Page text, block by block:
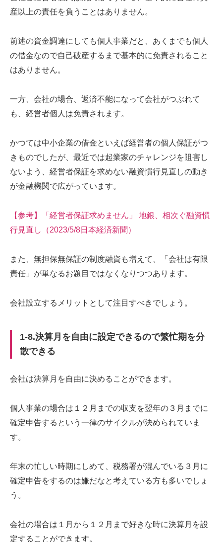
産以上の責任を負うことはありません。
前述の資金調達にしても個人事業だと、あくまでも個人
の借金なので自己破産するまで基本的に免責されること
はありません。
一方、会社の場合、返済不能になって会社がつぶれて
も、経営者個人は免責されます。
かつては中小企業の借金といえば経営者の個人保証がつ
きものでしたが、最近では起業家のチャレンジを阻害し
ないよう、経営者保証を求めない融資慣行見直しの動き
が金融機関で広がっています。
【参考】「経営者保証求めません」 地銀、相次ぐ融資慣
行見直し（2023/5/8日本経済新聞）
また、無担保無保証の制度融資も増えて、「会社は有限
責任」が単なるお題目ではなくなりつつあります。
会社設立するメリットとして注目すべきでしょう。
1-8.決算月を自由に設定できるので繁忙期を分
散できる
会社は決算月を自由に決めることができます。
個人事業の場合は１２月までの収支を翌年の３月までに
確定申告するという一律のサイクルが決められていま
す。
年末の忙しい時期にしめて、税務署が混んでいる３月に
確定申告をするのは嫌だなと考えている方も多いでしょ
う。
会社の場合は１月から１２月まで好きな時に決算月を設
定することができます。